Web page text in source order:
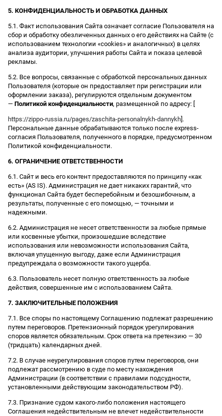
5. КОНФИДЕНЦИАЛЬНОСТЬ И ОБРАБОТКА ДАННЫХ
5.1. Факт использования Сайта означает согласие Пользователя на
сбор и обработку обезличенных данных о его действиях на Сайте (с
использованием технологии «cookies» и аналогичных) в целях
анализа аудитории, улучшения работы Сайта и показа целевой
рекламы.
5.2. Все вопросы, связанные с обработкой персональных данных
Пользователя (которые он предоставляет при регистрации или
оформлении заказа), регулируются отдельным документом
— Политикой конфиденциальности, размещенной по адресу: [
https://zippo-russia.ru/pages/zaschita-personalnykh-dannykh ].
Персональные данные обрабатываются только после express-
согласия Пользователя, полученного в порядке, предусмотренном
Политикой конфиденциальности.
6. ОГРАНИЧЕНИЕ ОТВЕТСТВЕННОСТИ
6.1. Сайт и весь его контент предоставляются по принципу «как
есть» (AS IS). Администрация не дает никаких гарантий, что
функционал Сайта будет бесперебойным и безошибочным, а
результаты, полученные с его помощью, — точными и
надежными.
6.2. Администрация не несет ответственности за любые прямые
или косвенные убытки, произошедшие вследствие
использования или невозможности использования Сайта,
включая упущенную выгоду, даже если Администрация
предупреждала о возможности такого ущерба.
6.3. Пользователь несет полную ответственность за любые
действия, совершенные им с использованием Сайта.
7. ЗАКЛЮЧИТЕЛЬНЫЕ ПОЛОЖЕНИЯ
7.1. Все споры по настоящему Соглашению подлежат разрешению
путем переговоров. Претензионный порядок урегулирования
споров является обязательным. Срок ответа на претензию — 30
(тридцать) календарных дней.
7.2. В случае неурегулирования споров путем переговоров, они
подлежат рассмотрению в суде по месту нахождения
Администрации (в соответствии с правилами подсудности,
установленными действующим законодательством РФ).
7.3. Признание судом какого-либо положения настоящего
Соглашения недействительным не влечет недействительности